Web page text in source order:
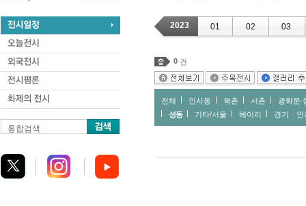
통합검색
2023 01 02 03
0 건
전체 인사동 북촌 서촌
광화문∙
성동
기타/서울 헤이리 경기ㆍ인